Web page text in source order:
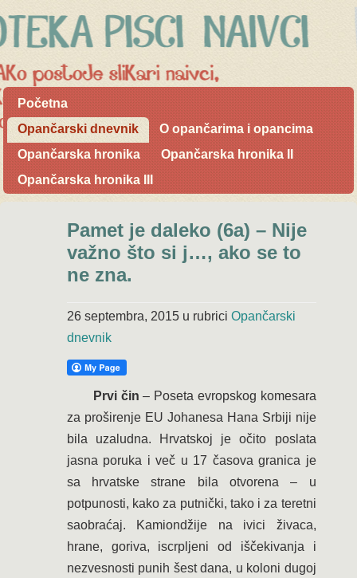
Početna
Opančarski dnevnik
O opančarima i opancima
Opančarska hronika
Opančarska hronika II
Opančarska hronika III
Pamet je daleko (6a) – Nije
važno što si j…, ako se to
ne zna.
26 septembra, 2015 u rubrici Opančarski
dnevnik
Prvi čin– Poseta evropskog komesara
za proširenje EU Johanesa Hana Srbiji nije
bila uzaludna. Hrvatskoj je očito poslata
jasna poruka i več u 17 časova granica je
sa hrvatske strane bila otvorena – u
potpunosti, kako za putnički, tako i za teretni
saobraćaj. Kamiondžije na ivici živaca,
hrane, goriva, iscrpljeni od iščekivanja i
nezvesnosti punih šest dana, u koloni dugoj